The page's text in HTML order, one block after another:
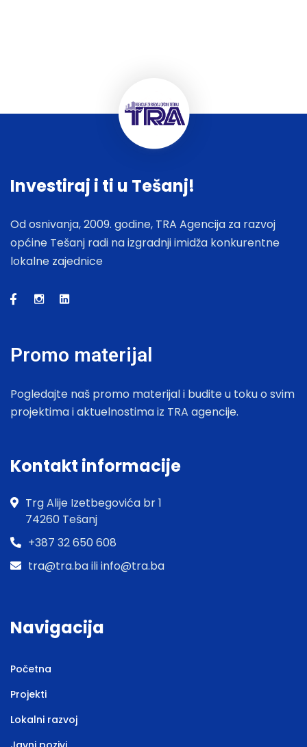
Investiraj i ti u Tešanj!
Od osnivanja, 2009. godine, TRA Agencija za razvoj
općine Tešanj radi na izgradnji imidža konkurentne
lokalne zajednice
Promo materijal
Pogledajte naš promo materijal i budite u toku o svim
projektima i aktuelnostima iz TRA agencije.
Kontakt informacije
Trg Alije Izetbegovića br 1
74260 Tešanj
+387 32 650 608
tra@tra.ba ili info@tra.ba
Navigacija
Početna
Projekti
Lokalni razvoj